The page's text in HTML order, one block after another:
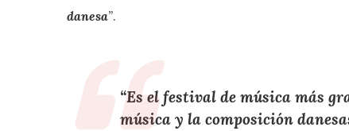
danesa”.
“Es elfestival de música más
músicay lacomposición